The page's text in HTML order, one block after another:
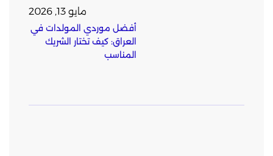
مايو 13, 2026
أفضل موردي المولدات في
العراق: كيف تختار الشريك
المناسب